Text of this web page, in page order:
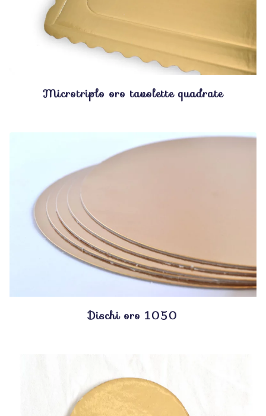
Microtriplo oro tavolette quadrate
Dischi oro 1050